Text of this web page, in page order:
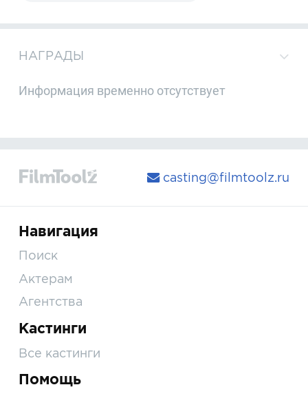
НАГРАДЫ
Информация временно отсутствует
casting@filmtoolz.ru
Навигация
Поиск
Актерам
Агентства
Кастинги
Все кастинги
Помощь